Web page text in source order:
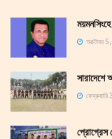
অক্টোবর
সারাদেশে
প্রোগ্রেস